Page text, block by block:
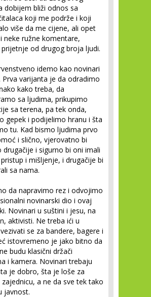
dobijem bliži odnos sa
koji me podrže i koji
više da me cijene, ali opet
neke ružne komentare,
prijetnje od drugog broja ljudi.
idemo kao novinari
Prva varijanta je da odradimo
kako treba, da
sa ljudima, prikupimo
sa terena, pa tek onda,
gepek i podijelimo hranu i šta
tu. Kad bismo ljudima prvo
i slično, vjerovatno bi
drugačije i sigurno bi oni imali
i mišljenje, i drugačije bi
sa nama.
da napravimo rez i odvojimo
novinarski dio i ovaj
Novinari u suštini i jesu, na
aktivisti. Ne treba ići u
se za bandere, bagere i
istovremeno je jako bitno da
budu klasični držači
i kamera. Novinari trebaju
je dobro, šta je loše za
a ne da sve tek tako
javnost.